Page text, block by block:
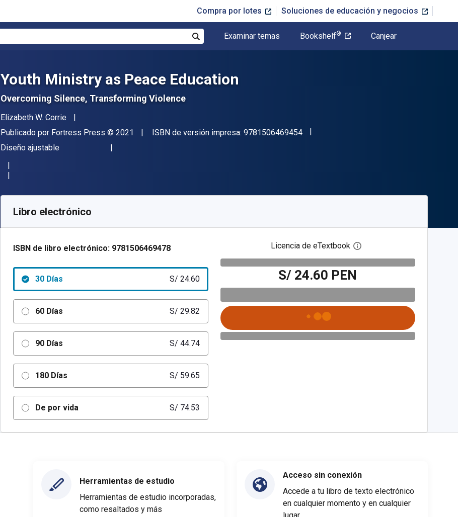
Compra por lotes Soluciones de educación y negocios
Examinar temas Bookshelf® Canjear
Youth Ministry as Peace Education
Overcoming Silence, Transforming Violence
Autor(es)
Elizabeth W. Corrie
Editor
Publicado por Fortress Press Copyright
© 2021 ISBN de versión impresa: 9781506469454"ISBN-13 9781506469454"
Formato
Diseño ajustable
SKU:
Libro electrónico
ISBN de libro electrónico: 9781506469478
30 Días S/ 24.60
60 Días S/ 29.82
90 Días S/ 44.74
180 Días S/ 59.65
De por vida S/ 74.53
Licencia de eTextbook Abre el cuadro de diálogo
S/ 24.60 PEN
Herramientas de estudio
Herramientas de estudio incorporadas,
como resaltados y más
Acceso sin conexión
Accede a tu libro de texto electrónico
en cualquier momento y en cualquier